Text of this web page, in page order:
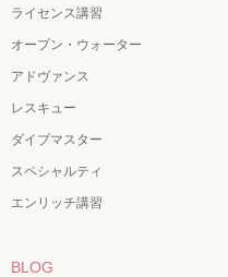
ライセンス講習
オープン・ウォーター
アドヴァンス
レスキュー
ダイブマスター
スペシャルティ
エンリッチ講習
BLOG